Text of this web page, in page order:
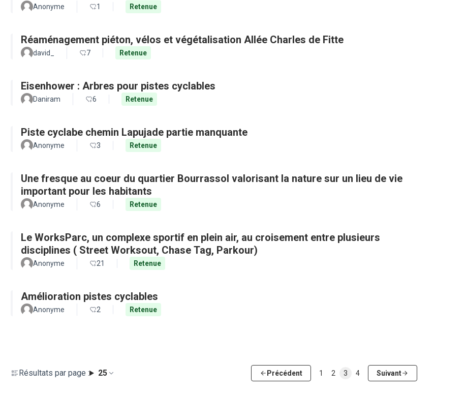
Anonyme 1 Retenue
Réaménagement piéton, vélos et végétalisation Allée Charles de Fitte
david_ 7 Retenue
Eisenhower : Arbres pour pistes cyclables
Daniram 6 Retenue
Piste cyclabe chemin Lapujade partie manquante
Anonyme 3 Retenue
Une fresque au coeur du quartier Bourrassol valorisant la nature sur un lieu de vie
important pour les habitants
Anonyme 6 Retenue
Le WorksParc, un complexe sportif en plein air, au croisement entre plusieurs
disciplines ( Street Worksout, Chase Tag, Parkour)
Anonyme 21 Retenue
Amélioration pistes cyclables
Anonyme 2 Retenue
Résultats par page : 25 Précédent 1 2 3 4 Suivant